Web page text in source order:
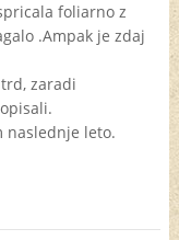
foliarno z
.Ampak je zdaj
zaradi
naslednje leto.